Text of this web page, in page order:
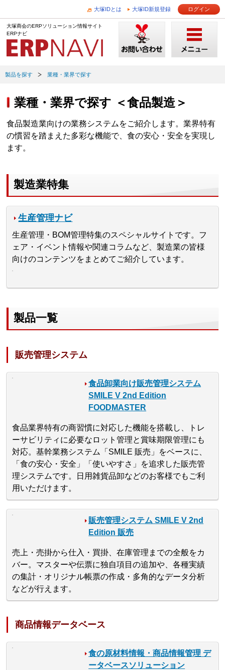
大塚IDとは 大塚ID新規登録 ログイン
大塚商会のERPソリューション情報サイト
ERPナビ
製品を探す 業種・業界で探す
業種・業界で探す ＜食品製造＞
食品製造業向けの業務システムをご紹介します。業界特有
の慣習を踏まえた多彩な機能で、食の安心・安全を実現し
ます。
製造業特集
生産管理ナビ
生産管理・BOM管理特集のスペシャルサイトです。フ
ェア・イベント情報や関連コラムなど、製造業の皆様
向けのコンテンツをまとめてご紹介しています。
製品一覧
販売管理システム
食品卸業向け販売管理システム
SMILE V 2nd Edition
FOODMASTER
食品業界特有の商習慣に対応した機能を搭載し、トレ
ーサビリティに必要なロット管理と賞味期限管理にも
対応。基幹業務システム「SMILE 販売」をベースに、
「食の安心・安全」「使いやすさ」を追求した販売管
理システムです。日用雑貨品卸などのお客様でもご利
用いただけます。
販売管理システム SMILE V 2nd
Edition 販売
売上・売掛から仕入・買掛、在庫管理までの全般をカ
バー。マスターや伝票に独自項目の追加や、各種実績
の集計・オリジナル帳票の作成・多角的なデータ分析
などが行えます。
商品情報データベース
食の原材料情報・商品情報管理 デ
ータベースソリューション